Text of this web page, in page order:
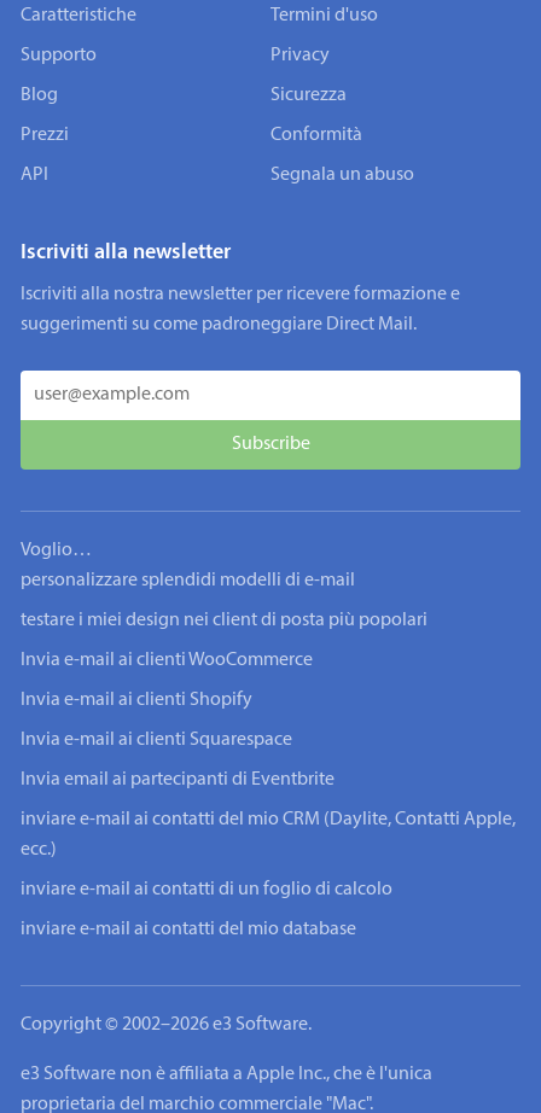
Caratteristiche
Supporto
Blog
Prezzi
API
Termini d'uso
Privacy
Sicurezza
Conformità
Segnala un abuso
Iscriviti alla newsletter
Iscriviti alla nostra newsletter per ricevere formazione e
suggerimenti su come padroneggiare Direct Mail.
Voglio…
personalizzare splendidi modelli di e-mail
testare i miei design nei client di posta più popolari
Invia e-mail ai clienti WooCommerce
Invia e-mail ai clienti Shopify
Invia e-mail ai clienti Squarespace
Invia email ai partecipanti di Eventbrite
inviare e-mail ai contatti del mio CRM (Daylite, Contatti Apple,
ecc.)
inviare e-mail ai contatti di un foglio di calcolo
inviare e-mail ai contatti del mio database
Copyright © 2002–2026 e3 Software.
e3 Software non è affiliata a Apple Inc., che è l'unica
proprietaria del marchio commerciale "Mac".